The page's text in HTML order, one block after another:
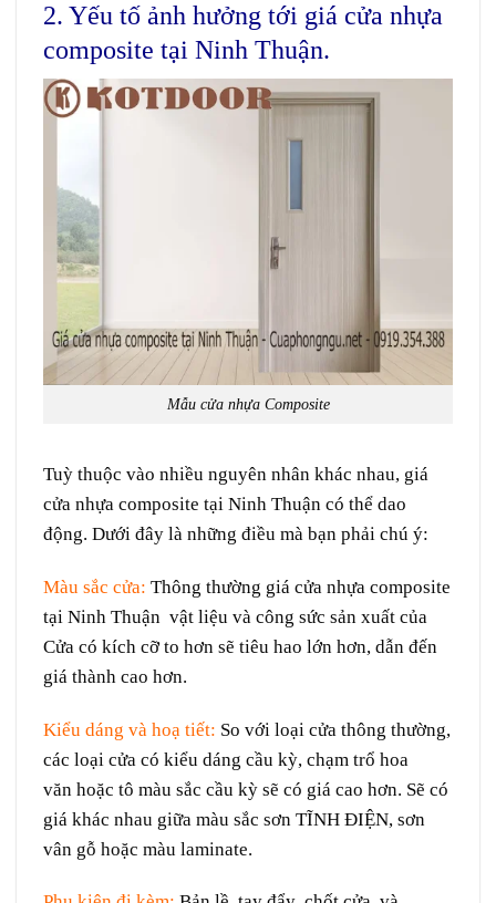
2. Yếu tố ảnh hưởng tới giá cửa nhựa
composite tại Ninh Thuận.
Mẫu cửa nhựa Composite
Tuỳ thuộc vào nhiều nguyên nhân khác nhau, giá
cửa nhựa composite tại Ninh Thuận có thể dao
động. Dưới đây là những điều mà bạn phải chú ý:
Màu sắc cửa: Thông thường giá cửa nhựa composite
tại Ninh Thuận vật liệu và công sức sản xuất của
Cửa có kích cỡ to hơn sẽ tiêu hao lớn hơn, dẫn đến
giá thành cao hơn.
Kiểu dáng và hoạ tiết: So với loại cửa thông thường,
các loại cửa có kiểu dáng cầu kỳ, chạm trổ hoa
văn hoặc tô màu sắc cầu kỳ sẽ có giá cao hơn. Sẽ có
giá khác nhau giữa màu sắc sơn TĨNH ĐIỆN, sơn
vân gỗ hoặc màu laminate.